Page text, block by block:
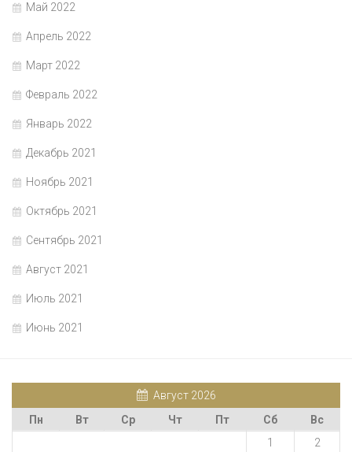
Май 2022
Апрель 2022
Март 2022
Февраль 2022
Январь 2022
Декабрь 2021
Ноябрь 2021
Октябрь 2021
Сентябрь 2021
Август 2021
Июль 2021
Июнь 2021
Август 2026
Пн
Вт Ср Чт Пт Сб
Вс
1
2